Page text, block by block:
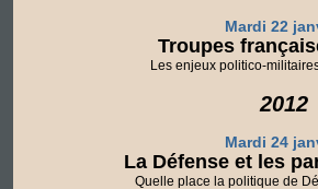
Mardi 22
Troupes
Les enjeux politico-
2012
Mardi 24
La Défense et les
Quelle place la politique de